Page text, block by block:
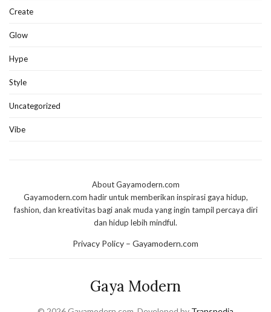
Create
Glow
Hype
Style
Uncategorized
Vibe
About Gayamodern.com
Gayamodern.com hadir untuk memberikan inspirasi gaya hidup,
fashion, dan kreativitas bagi anak muda yang ingin tampil percaya diri
dan hidup lebih mindful.
Privacy Policy – Gayamodern.com
Gaya Modern